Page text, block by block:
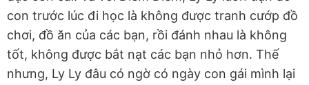
con trước lúc đi học là không được tranh cướp đồ
chơi, đồ ăn của các bạn, rồi đánh nhau là không
tốt, không được bắt nạt các bạn nhỏ hơn. Thế
nhưng, Ly Ly đâu có ngờ có ngày con gái mình lại